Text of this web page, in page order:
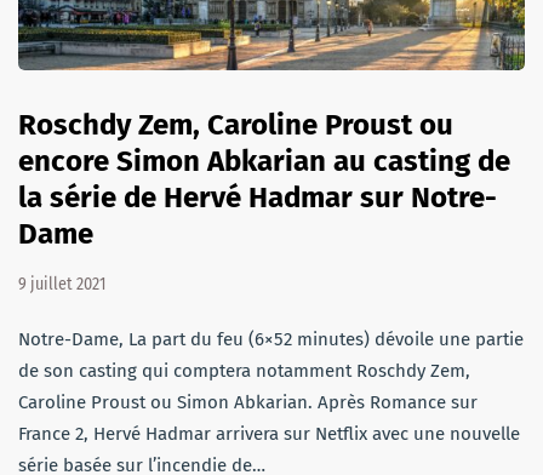
Roschdy Zem, Caroline Proust ou
encore Simon Abkarian au casting de
la série de Hervé Hadmar sur Notre-
Dame
9 juillet 2021
Notre-Dame, La part du feu (6×52 minutes) dévoile une partie
de son casting qui comptera notamment Roschdy Zem,
Caroline Proust ou Simon Abkarian. Après Romance sur
France 2, Hervé Hadmar arrivera sur Netflix avec une nouvelle
série basée sur l’incendie de…